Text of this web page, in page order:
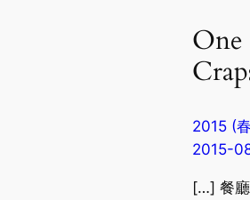
One
2015 (
2015-
[…] 餐